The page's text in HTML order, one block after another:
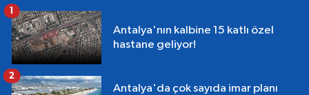
Antalya'nın kalbine 15 katlı özel
hastane geliyor!
1
Antalya'da çok sayıda imar planı
2